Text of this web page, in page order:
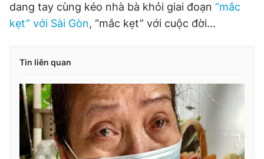
dang tay cùng kéo nhà bà khỏi giai đoạn “mắc
kẹt” với Sài Gòn, “mắc kẹt” với cuộc đời…
Tin liên quan